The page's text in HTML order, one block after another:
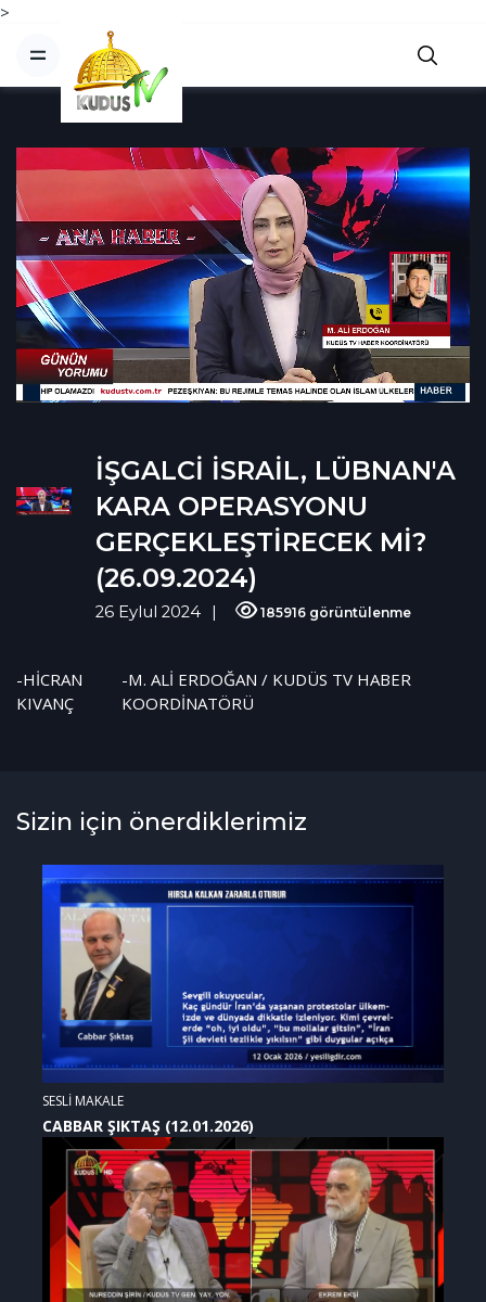
>
İŞGALCİ İSRAİL, LÜBNAN'A
KARA OPERASYONU
GERÇEKLEŞTİRECEK Mİ?
(26.09.2024)
26 Eylul 2024 185916 görüntülenme
-HİCRAN
KIVANÇ
-M. ALİ ERDOĞAN / KUDÜS TV HABER
KOORDİNATÖRÜ
Sizin için önerdiklerimiz
SESLİ MAKALE
CABBAR ŞIKTAŞ (12.01.2026)